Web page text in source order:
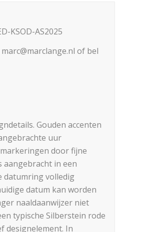
KSOD-AS2025
of bel
Gouden accenten
uur
door fijne
aangebracht in een
datumring volledig
datum kan worden
naaldaanwijzer niet
typische Silberstein rode
designelement. In